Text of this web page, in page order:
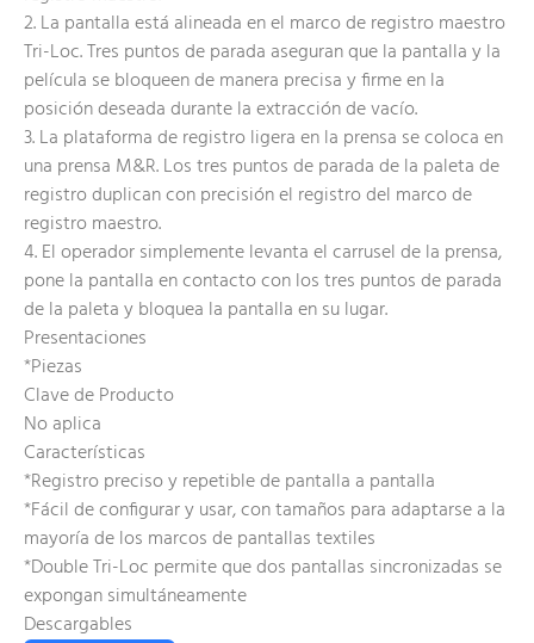
2. La pantalla está alineada en el marco de registro maestro
Tri-Loc. Tres puntos de parada aseguran que la pantalla y la
película se bloqueen de manera precisa y firme en la
posición deseada durante la extracción de vacío.
3. La plataforma de registro ligera en la prensa se coloca en
una prensa M&R. Los tres puntos de parada de la paleta de
registro duplican con precisión el registro del marco de
registro maestro.
4. El operador simplemente levanta el carrusel de la prensa,
pone la pantalla en contacto con los tres puntos de parada
de la paleta y bloquea la pantalla en su lugar.
Presentaciones
*Piezas
Clave de Producto
No aplica
Características
*Registro preciso y repetible de pantalla a pantalla
*Fácil de configurar y usar, con tamaños para adaptarse a la
mayoría de los marcos de pantallas textiles
*Double Tri-Loc permite que dos pantallas sincronizadas se
expongan simultáneamente
Descargables